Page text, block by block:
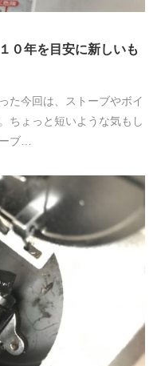
０年を目安に新しいも
た今回は、ストーブやボイ
ちょっと短いような気もし
ブ…